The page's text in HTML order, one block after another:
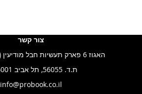
צור קשר
האגוז 6 פארק תעשיות חבל מודיעין (בתאום מראש)
ת.ד. 56055, תל אביב 6156001
info@probook.co.il